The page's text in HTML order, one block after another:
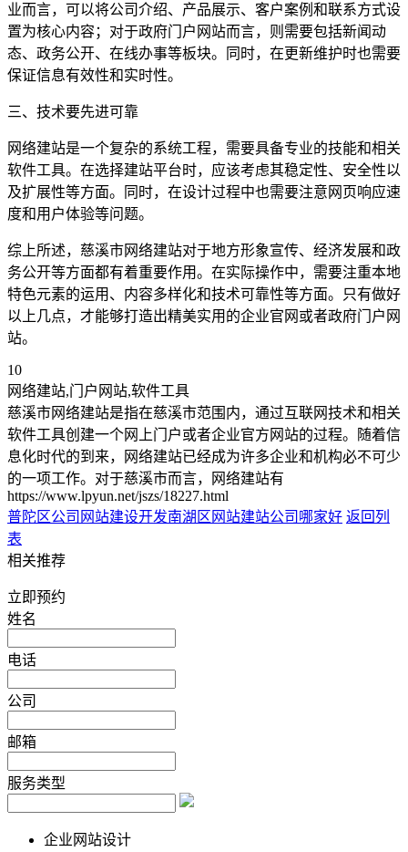
业而言，可以将公司介绍、产品展示、客户案例和联系方式设
置为核心内容；对于政府门户网站而言，则需要包括新闻动
态、政务公开、在线办事等板块。同时，在更新维护时也需要
保证信息有效性和实时性。
三、技术要先进可靠
网络建站是一个复杂的系统工程，需要具备专业的技能和相关
软件工具。在选择建站平台时，应该考虑其稳定性、安全性以
及扩展性等方面。同时，在设计过程中也需要注意网页响应速
度和用户体验等问题。
综上所述，慈溪市网络建站对于地方形象宣传、经济发展和政
务公开等方面都有着重要作用。在实际操作中，需要注重本地
特色元素的运用、内容多样化和技术可靠性等方面。只有做好
以上几点，才能够打造出精美实用的企业官网或者政府门户网
站。
10
网络建站,门户网站,软件工具
慈溪市网络建站是指在慈溪市范围内，通过互联网技术和相关
软件工具创建一个网上门户或者企业官方网站的过程。随着信
息化时代的到来，网络建站已经成为许多企业和机构必不可少
的一项工作。对于慈溪市而言，网络建站有
https://www.lpyun.net/jszs/18227.html
普陀区公司网站建设开发南湖区网站建站公司哪家好 返回列
表
相关推荐
立即预约
姓名
电话
公司
邮箱
服务类型
企业网站设计